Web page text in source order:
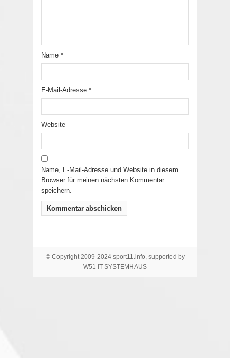
Name *
E-Mail-Adresse *
Website
Name, E-Mail-Adresse und Website in diesem
Browser für meinen nächsten Kommentar
speichern.
© Copyright 2009-2024 sport11.info, supported by
W51 IT-SYSTEMHAUS